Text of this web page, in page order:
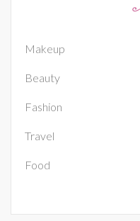
Makeup
Beauty
Fashion
Travel
Food